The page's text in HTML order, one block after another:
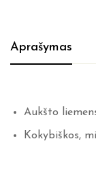
Aprašymas
Aukšto
Kokybiškos,